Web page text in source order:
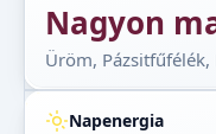
Nagyon
Üröm, Pázsitfűfélék,
Napenergia